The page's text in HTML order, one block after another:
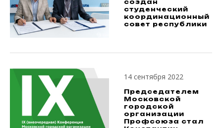
создан
студенческий
координационный
совет республики
14 сентября 2022
Председателем
Московской
городской
организации
Профсоюза стал